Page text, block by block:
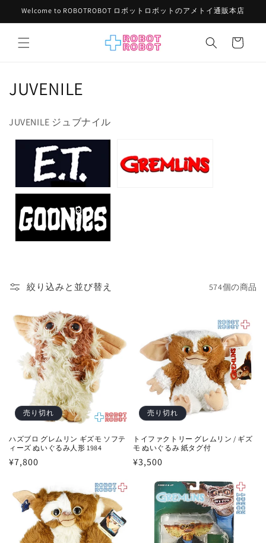
ンツに
進む
Welcome to ROBOTROBOT ロボットロボットのアメトイ通販本店
カ
ー
コ
ク
ョ
ン
JUVENILE
JUVENILE ジュブナイル
絞り込みと並び替え 574個の商品
売り切れ
ハズブロ グレムリン ギズモ ソフテ
ィーズ ぬいぐるみ人形 1984
通
価
格
¥7,800
売り切れ
トイファクトリー グレムリン / ギズ
モ ぬいぐるみ 紙タグ付
通
¥3,500